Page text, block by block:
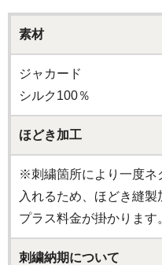
素材
ジャカード
シルク100％
ほどき加工
※刺繍箇所により一度ネ
入れるため、ほどき縫製
プラス料金が掛かります
刺繍納期について